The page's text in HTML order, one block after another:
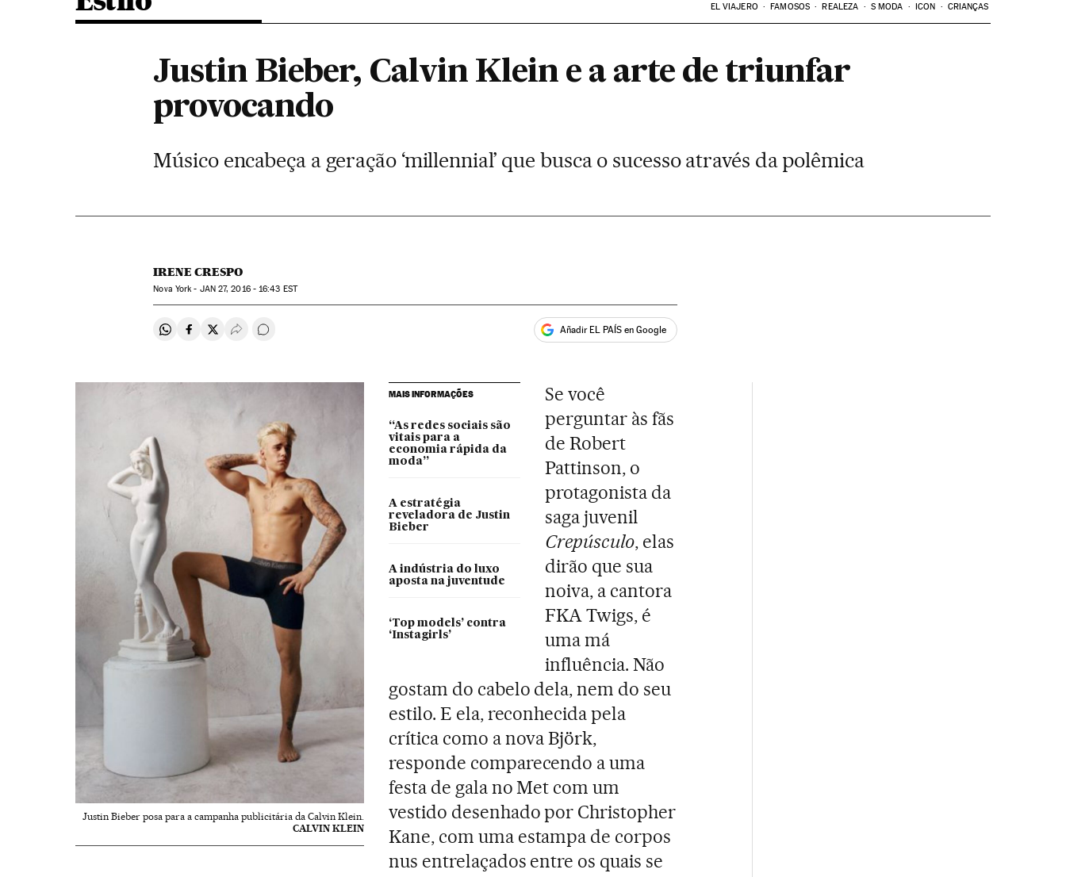
EL VIAJERO FAMOSOS REALEZA S MODA ICON CRIANÇAS
Justin Bieber, Calvin Klein e a arte de triunfar
provocando
Músico encabeça a geração ‘millennial’ que busca o sucesso através da polêmica
IRENE CRESPO
Nova York - JAN27, 2016 - 16:43 EST
Compartir en Whatsapp
Compartir en Facebook
Compartir en Twitter
Desplegar Redes Sociales
Comentários Añadir EL PAÍS en Google
Justin Bieber posa para a campanha publicitária da Calvin Klein.
CALVIN KLEIN
MAIS INFORMAÇÕES
“As redes sociais são
vitais para a
economia rápida da
moda”
A estratégia
reveladora de Justin
Bieber
A indústria do luxo
aposta na juventude
‘Top models’ contra
‘Instagirls’
Se você
perguntar às fãs
de Robert
Pattinson, o
protagonista da
saga juvenil
Crepúsculo, elas
dirão que sua
noiva, a cantora
FKA Twigs, é
uma má
influência. Não
gostam do cabelo dela, nem do seu
estilo. E ela, reconhecida pela
crítica como a nova Björk,
responde comparecendo a uma
festa de gala no Met com um
vestido desenhado por Christopher
Kane, com uma estampa de corpos
nus entrelaçados entre os quais se